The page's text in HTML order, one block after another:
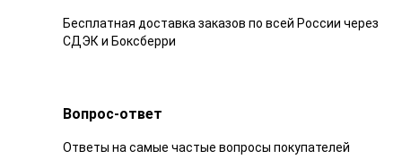
Бесплатная доставка заказов по всей России через
СДЭК и Боксберри
Вопрос-ответ
Ответы на самые частые вопросы покупателей